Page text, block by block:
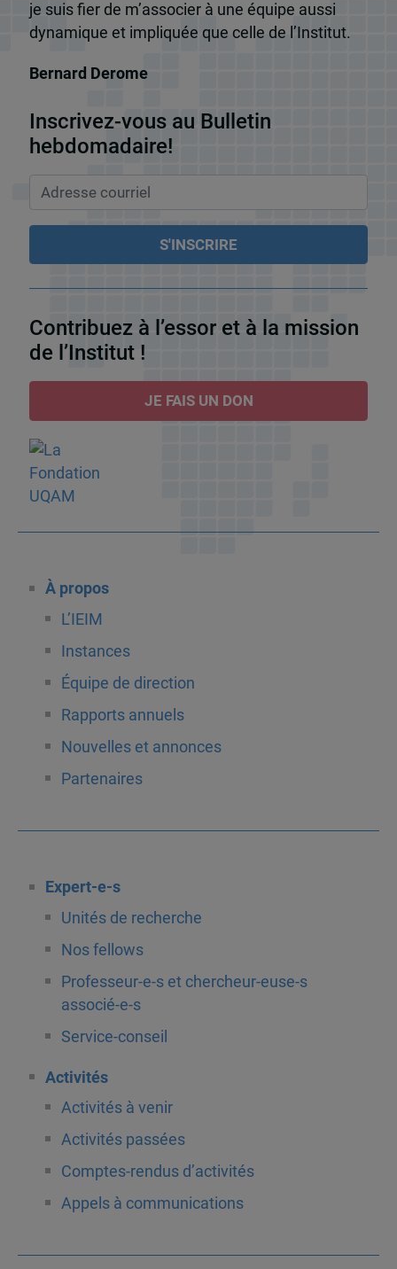
je suis fier de m’associer à une équipe aussi
dynamique et impliquée que celle de l’Institut.
Bernard Derome
Inscrivez-vous au Bulletin
hebdomadaire!
Contribuez à l’essor et à la mission
de l’Institut !
JE FAIS UN DON
À propos
L’IEIM
Instances
Équipe de direction
Rapports annuels
Nouvelles et annonces
Partenaires
Expert-e-s
Unités de recherche
Nos fellows
Professeur-e-s et chercheur-euse-s
associé-e-s
Service-conseil
Activités
Activités à venir
Activités passées
Comptes-rendus d’activités
Appels à communications